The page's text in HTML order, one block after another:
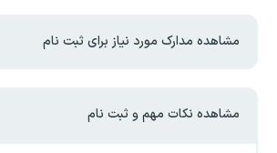
مشاهده مدارک مورد نیاز برای ثبت نام
مشاهده نکات مهم و ثبت نام